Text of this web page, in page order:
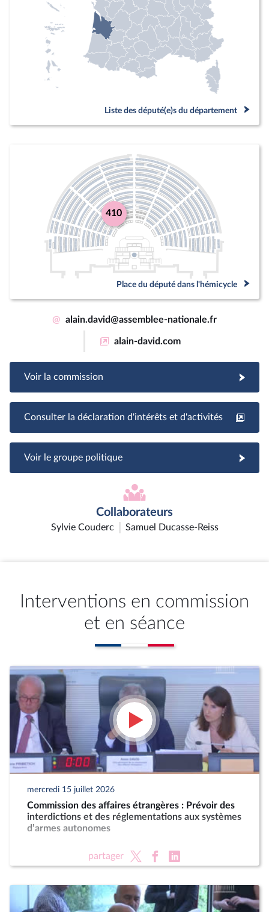
Liste des député(e)s du département
410
Place du député dans l'hémicycle
@ alain.david@assemblee-nationale.fr
alain-david.com
Voir la commission
Consulter la déclaration d'intérêts et d'activités
Voir le groupe politique
Collaborateurs
Sylvie Couderc Samuel Ducasse-Reiss
Interventions en commission
et en séance
mercredi 15 juillet 2026
Commission des affaires étrangères : Prévoir des
interdictions et des réglementations aux systèmes
d’armes autonomes
partager